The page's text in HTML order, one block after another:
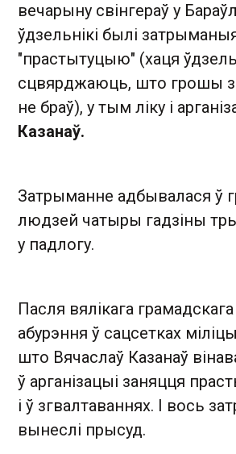
вечарыну свінгераў у
ўдзельнікі былі
"прастытуцыю" (хаця
сцвярджаюць, што грошы
не браў), у тым ліку і
Казанаў.
Затрыманне адбывалася ў
людзей чатыры гадзіны
у падлогу.
Пасля вялікага грамадскага
абурэння ў сацсетках
што Вячаслаў Казанаў
ў арганізацыі заняцця
і ў згвалтаваннях. І вось
вынеслі прысуд.